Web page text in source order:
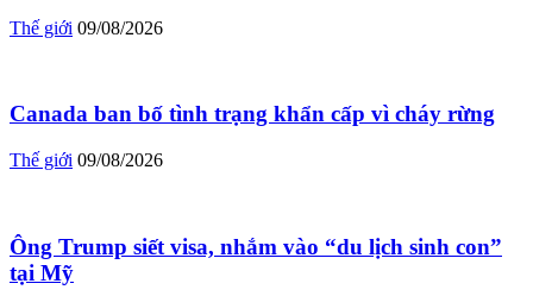
Thế giới 09/08/2026
Canada ban bố tình trạng khẩn cấp vì cháy rừng
Thế giới 09/08/2026
Ông Trump siết visa, nhắm vào “du lịch sinh con”
tại Mỹ